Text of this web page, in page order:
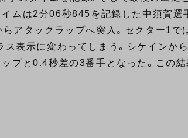
ムは2分06秒845を記録した中須賀選
アタックラップへ突入。セクター1
ス表示に変わってしまう。シケインか
プと0.4秒差の3番手となった。この